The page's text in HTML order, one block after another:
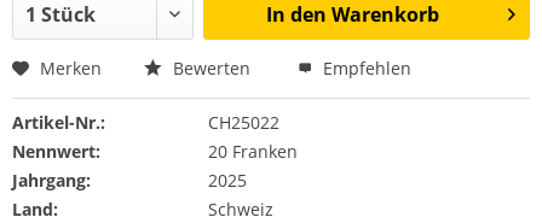
In den Warenkorb
Merken Bewerten Empfehlen
Artikel-Nr.:
CH25022
Nennwert:
20 Franken
Jahrgang:
2025
Land:
Schweiz